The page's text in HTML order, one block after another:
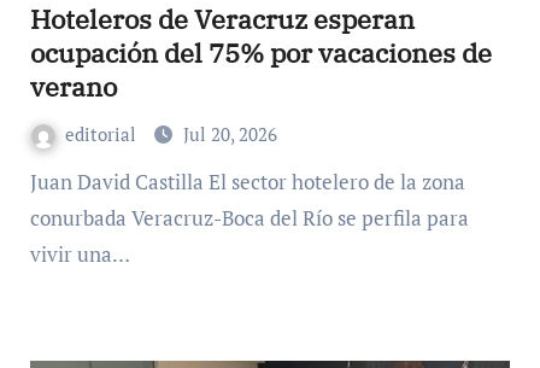
Hoteleros de Veracruz esperan
ocupación del 75% por vacaciones de
verano
editorial Jul 20, 2026
Juan David Castilla El sector hotelero de la zona
conurbada Veracruz-Boca del Río se perfila para
vivir una…